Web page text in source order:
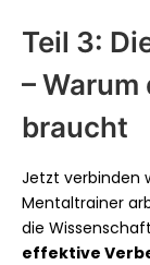
Teil 3:
–
braucht
Jetzt verbinden
Mentaltrainer
die
effektive